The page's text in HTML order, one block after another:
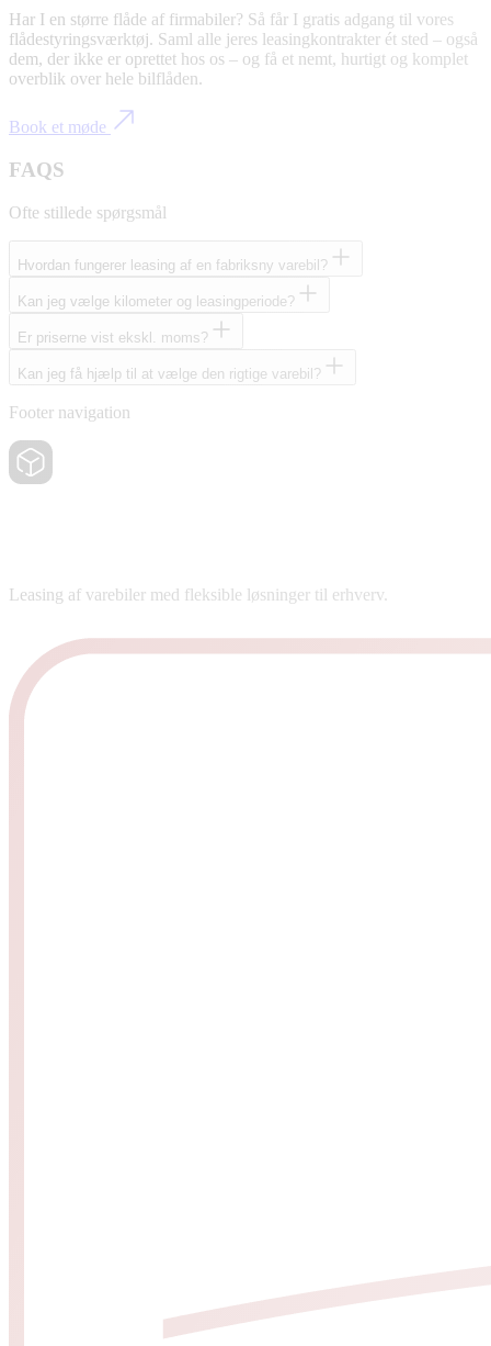
Har I en større flåde af firmabiler? Så får I gratis adgang til vores
flådestyringsværktøj. Saml alle jeres leasingkontrakter ét sted – også
dem, der ikke er oprettet hos os – og få et nemt, hurtigt og komplet
overblik over hele bilflåden.
Book et møde
FAQS
Ofte stillede spørgsmål
Hvordan fungerer leasing af en fabriksny varebil?
Kan jeg vælge kilometer og leasingperiode?
Er priserne vist ekskl. moms?
Kan jeg få hjælp til at vælge den rigtige varebil?
Footer navigation
Leasing af varebiler med fleksible løsninger til erhverv.